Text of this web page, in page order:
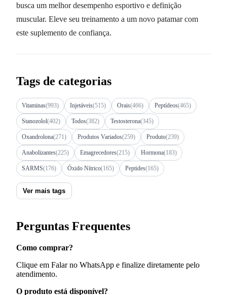
busca um melhor desempenho esportivo e definição
muscular. Eleve seu treinamento a um novo patamar com
este suplemento de confiança.
Tags de categorias
Vitaminas(993) Injetáveis(515) Orais(466) Peptídeos(465)
Stanozolol(402) Todos(382) Testosterona(345)
Oxandrolona(271) Produtos Variados(259) Produto(239)
Anabolizantes(225) Emagrecedores(215) Hormona(183)
SARMS(176) Óxido Nítrico(165) Peptides(165)
Ver mais tags
Perguntas Frequentes
Como comprar?
Clique em Falar no WhatsApp e finalize diretamente pelo
atendimento.
O produto está disponível?